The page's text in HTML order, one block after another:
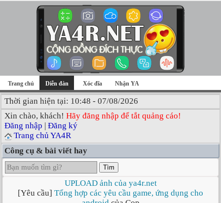
Trang chủ Diễn đàn Xóc đĩa Nhận YA
Thời gian hiện tại: 10:48 - 07/08/2026
Xin chào, khách! Hãy đăng nhập để tắt quảng cáo!
Đăng nhập | Đăng ký
Trang chủ YA4R
Công cụ & bài viết hay
Tìm
UPLOAD ảnh của ya4r.net
[Yêu cầu] Tổng hợp các yêu cầu game, ứng dụng cho